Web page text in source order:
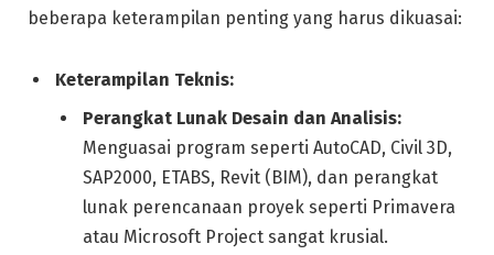
beberapa keterampilan penting yang harus dikuasai:
Keterampilan Teknis:
Perangkat Lunak Desain dan Analisis:
Menguasai program seperti AutoCAD, Civil 3D,
SAP2000, ETABS, Revit (BIM), dan perangkat
lunak perencanaan proyek seperti Primavera
atau Microsoft Project sangat krusial.